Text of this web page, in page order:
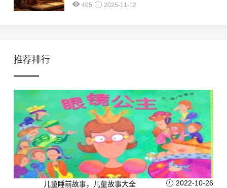
405 2025-11-12
推荐排行
儿童睡前故事，儿童故事大全 2022-10-26